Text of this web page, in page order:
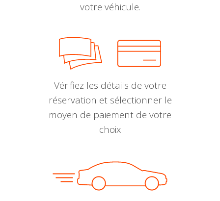
votre véhicule.
Vérifiez les détails de votre
réservation et sélectionner le
moyen de paiement de votre
choix